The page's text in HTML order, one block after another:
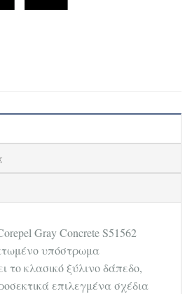
Gray Concrete S51562
υπόστρωμα
το κλασικό ξύλινο δάπεδο,
επιλεγμένα σχέδια